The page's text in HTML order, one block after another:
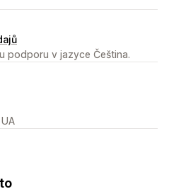
podporu v jazyce Čeština.